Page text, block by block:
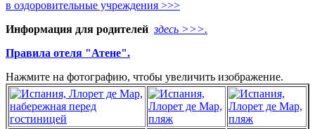
в оздоровительные учреждения >>>
Информация для родителейздесь >>>.
Правила отеля "Атене".
Нажмите на фотографию, чтобы увеличить изображение.